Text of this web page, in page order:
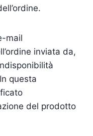
mail
inviata da,
questa
del prodotto